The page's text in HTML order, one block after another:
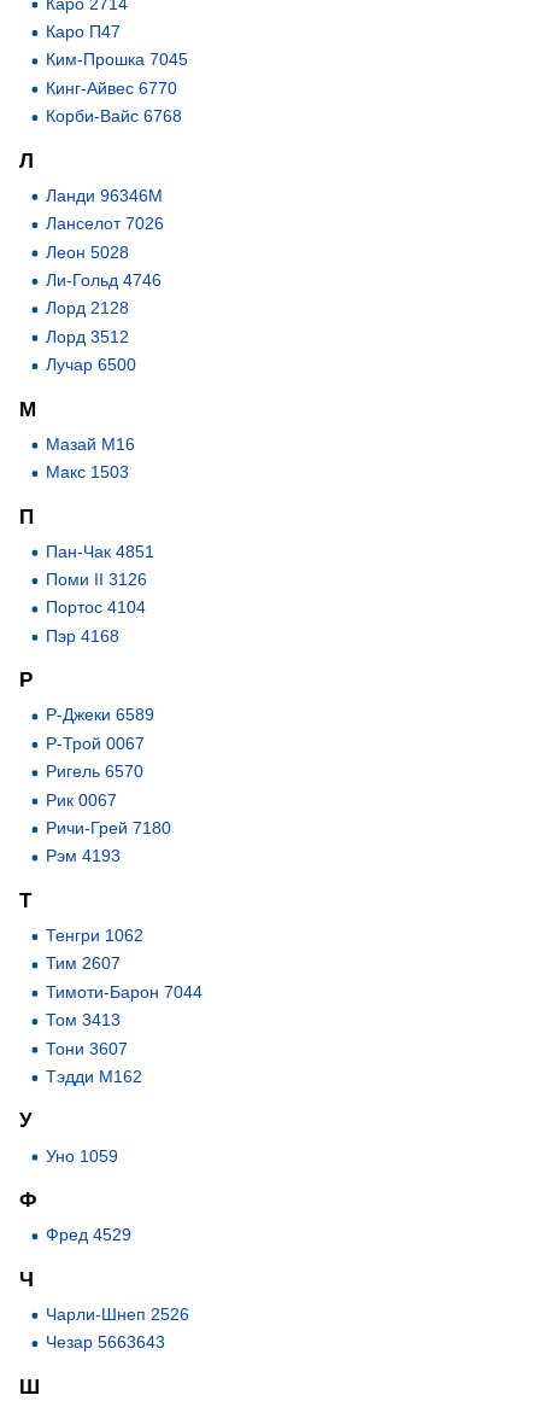
Каро П47
Ким-Прошка 7045
Кинг-Айвес 6770
Корби-Вайс 6768
Л
Ланди 96346М
Ланселот 7026
Леон 5028
Ли-Гольд 4746
Лорд 2128
Лорд 3512
Лучар 6500
М
Мазай М16
Макс 1503
П
Пан-Чак 4851
Поми II 3126
Портос 4104
Пэр 4168
Р
Р-Джеки 6589
Р-Трой 0067
Ригель 6570
Рик 0067
Ричи-Грей 7180
Рэм 4193
Т
Тенгри 1062
Тим 2607
Тимоти-Барон 7044
Том 3413
Тони 3607
Тэдди М162
У
Уно 1059
Ф
Фред 4529
Ч
Чарли-Шнеп 2526
Чезар 5663643
Ш